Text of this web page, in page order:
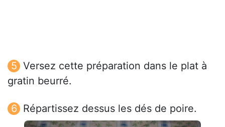
Versez cette préparation dans le plat à
gratin beurré.
Répartissez dessus les dés de poire.